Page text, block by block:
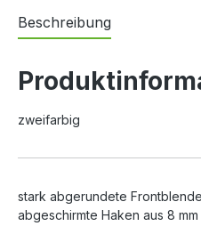
Beschreibung
zweifarbig
stark abgerundete
abgeschirmte Haken aus 8 mm